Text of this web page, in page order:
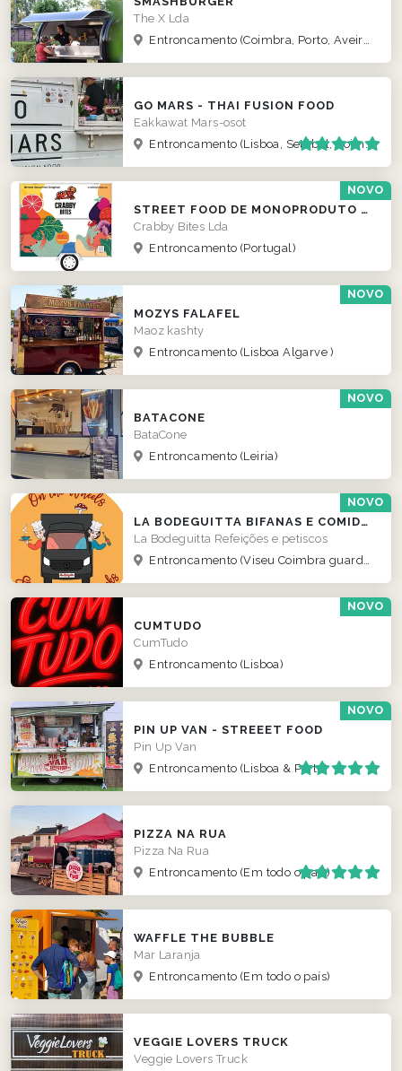
The X Lda
Entroncamento (Coimbra, Porto, Aveiro, lisboa)
GO MARS - THAI FUSION FOOD
Eakkawat Mars-osot
Entroncamento (Lisboa, Setúbal, Coimbra )
NOVO
STREET FOOD DE MONOPRODUTO DE CARANGUEJO
Crabby Bites Lda
Entroncamento (Portugal)
NOVO
MOZYS FALAFEL
Maoz kashty
Entroncamento (Lisboa Algarve )
NOVO
BATACONE
BataCone
Entroncamento (Leiria)
NOVO
LA BODEGUITTA BIFANAS E COMIDA DE RUA
La Bodeguitta Refeições e petiscos
Entroncamento (Viseu Coimbra guarda norte )
NOVO
CUMTUDO
CumTudo
Entroncamento (Lisboa)
NOVO
PIN UP VAN - STREEET FOOD
Pin Up Van
Entroncamento (Lisboa & Porto)
PIZZA NA RUA
Pizza Na Rua
Entroncamento (Em todo o país)
WAFFLE THE BUBBLE
Mar Laranja
Entroncamento (Em todo o país)
VEGGIE LOVERS TRUCK
Veggie Lovers Truck